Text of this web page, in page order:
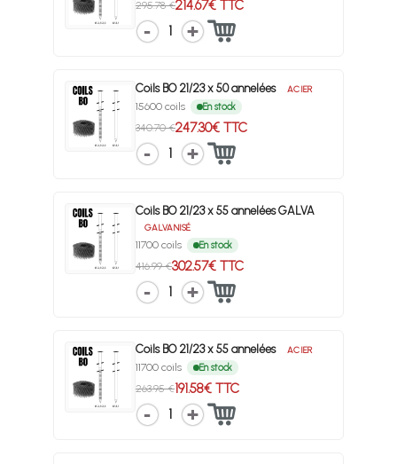
295.78 €214.67€ TTC
1
Coils BO 21/23 x 50 annelées ACIER
15600 coils En stock
340.70 €247.30€ TTC
1
Coils BO 21/23 x 55 annelées GALVA
GALVANISÉ
11700 coils En stock
416.99 €302.57€ TTC
1
Coils BO 21/23 x 55 annelées ACIER
11700 coils En stock
263.95 €191.58€ TTC
1